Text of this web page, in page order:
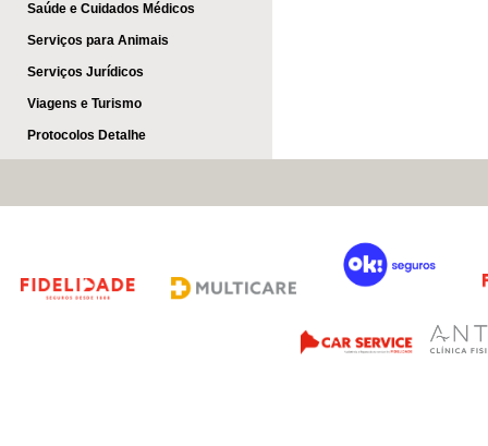
Saúde e Cuidados Médicos
Serviços para Animais
Serviços Jurídicos
Viagens e Turismo
Protocolos Detalhe